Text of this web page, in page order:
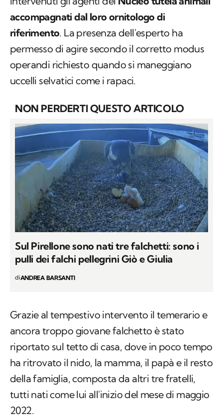
intervenuti gli agenti delNucleo tutela animali
accompagnati dal loro ornitologo di
riferimento. La presenza dell'esperto ha
permesso di agire secondo il corretto modus
operandi richiesto quando si maneggiano
NON PERDERTI QUESTO ARTICOLO
Sul Pirellone sono nati tre falchetti: sono i
pulli dei falchi pellegrini Giò e Giulia
Grazie al tempestivo intervento il temerario e
ancora troppo giovane falchetto è stato
riportato sul tetto di casa, dove in poco tempo
ha ritrovato il nido, la mamma, il papà e il resto
della famiglia, composta da altri tre fratelli,
tutti nati come lui all'inizio del mese di maggio